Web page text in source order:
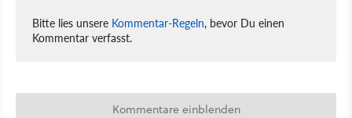
Bitte lies unsere Kommentar-Regeln, bevor Du einen
Kommentar verfasst.
Kommentare einblenden